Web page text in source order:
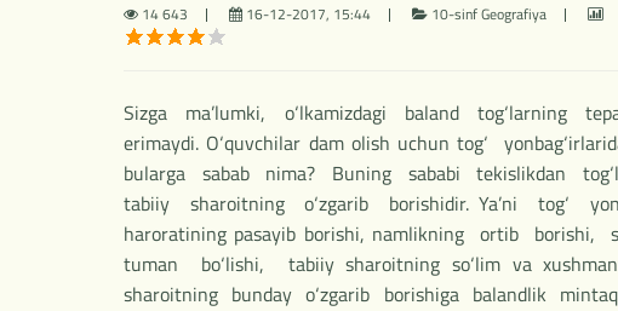
14 643 16-12-2017, 15:44 10-sinf Geografiya
Sizga ma’lumki, o‘lkamizdagi baland tog‘larning
erimaydi. O‘quvchilar dam olish uchun tog‘
bularga sabab nima? Buning sababi tekislikdan
tabiiy sharoitning o‘zgarib borishidir. Ya’ni tog‘
haroratining pasayib borishi, namlikning ortib
tuman bo‘lishi, tabiiy sharoitning so‘lim va
sharoitning bunday o‘zgarib borishiga balandlik